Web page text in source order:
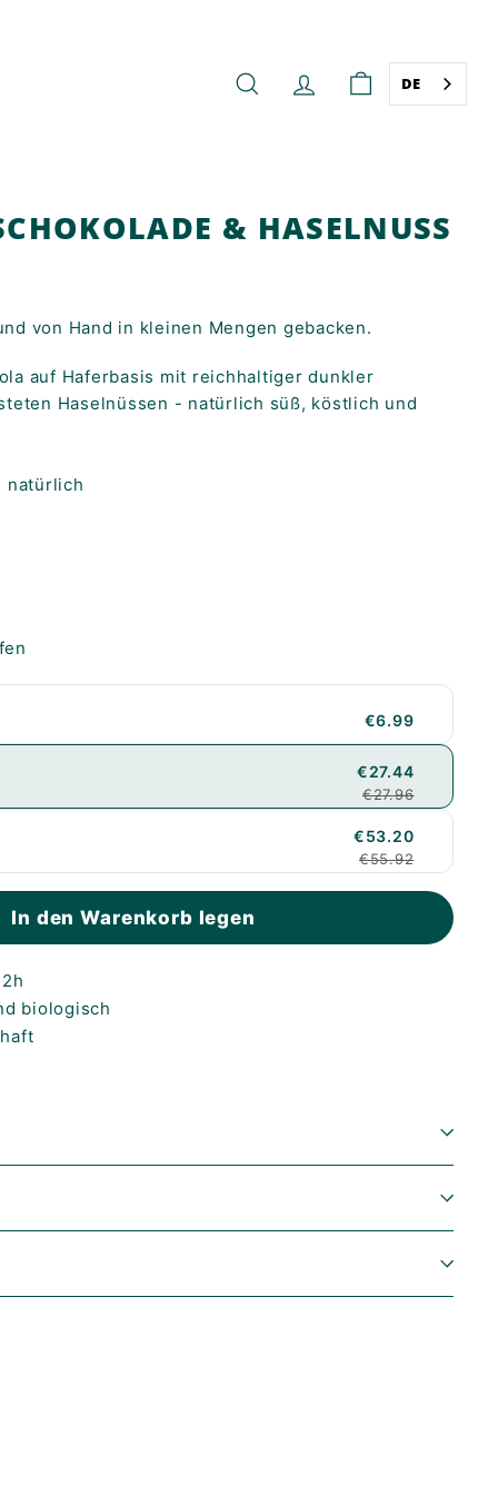
SUCHE KONTOWARENKORB
DE
& HASELNUSS
von Hand in kleinen Mengen gebacken.
auf Haferbasis mit reichhaltiger dunkler
Haselnüssen - natürlich süß, köstlich und
natürlich
€6.99
€27.44
€27.96
€53.20
€55.92
In den Warenkorb legen
biologisch